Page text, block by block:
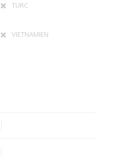
TURC
VIETNAMIEN